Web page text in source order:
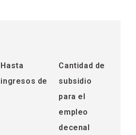
Hasta
ingresos de
Cantidad de
subsidio
para el
empleo
decenal